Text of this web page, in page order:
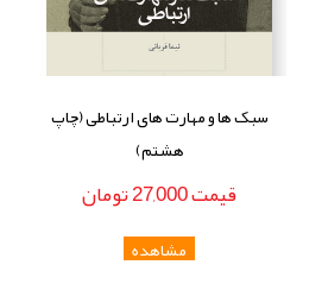
سبک ها و مهارت های ارتباطی (چاپ
هشتم)
قيمت27,000تومان